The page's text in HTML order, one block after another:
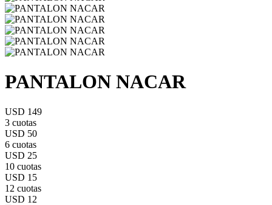
PANTALON NACAR
USD 149
3 cuotas
USD 50
6 cuotas
USD 25
10 cuotas
USD 15
12 cuotas
USD 12